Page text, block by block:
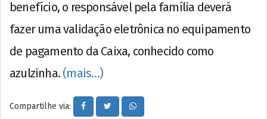
benefício, o responsável pela família deverá
fazer uma validação eletrônica no equipamento
de pagamento da Caixa, conhecido como
azulzinha. (mais…)
Compartilhe via: